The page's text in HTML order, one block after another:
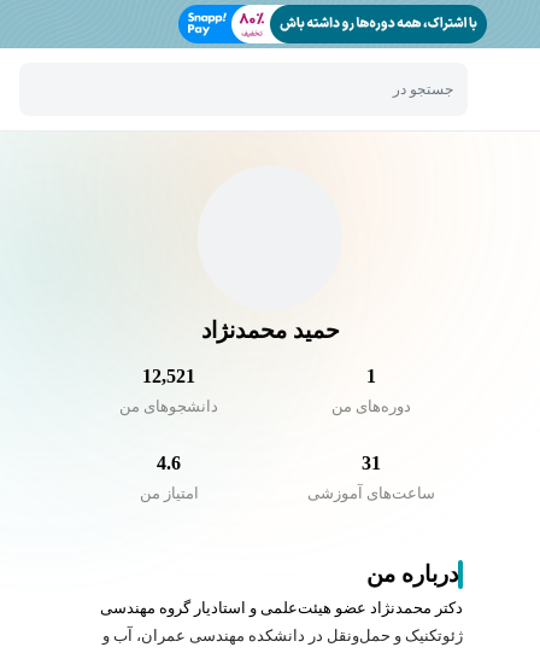
جستجو در
حمید محمدنژاد
1
دوره‌های من
12,521
دانشجو‌های من
31
ساعت‌های آموزشی
4.6
امتیاز من
درباره من
دکتر محمدنژاد عضو هیئت‌علمی و استادیار گروه مهندسی
ژئوتکنیک و حمل‌ونقل در دانشکده مهندسی عمران، آب و